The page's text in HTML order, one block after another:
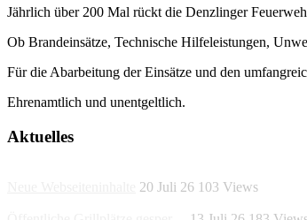
Jährlich über 200 Mal rückt die Denzlinger
Ob Brandeinsätze, Technische Hilfeleistungen,
Für die Abarbeitung der Einsätze und den
Ehrenamtlich und unentgeltlich.
Aktuelles
20 Juli 26 103 Views